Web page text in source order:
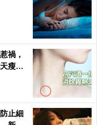
禍，
瘦三
止細